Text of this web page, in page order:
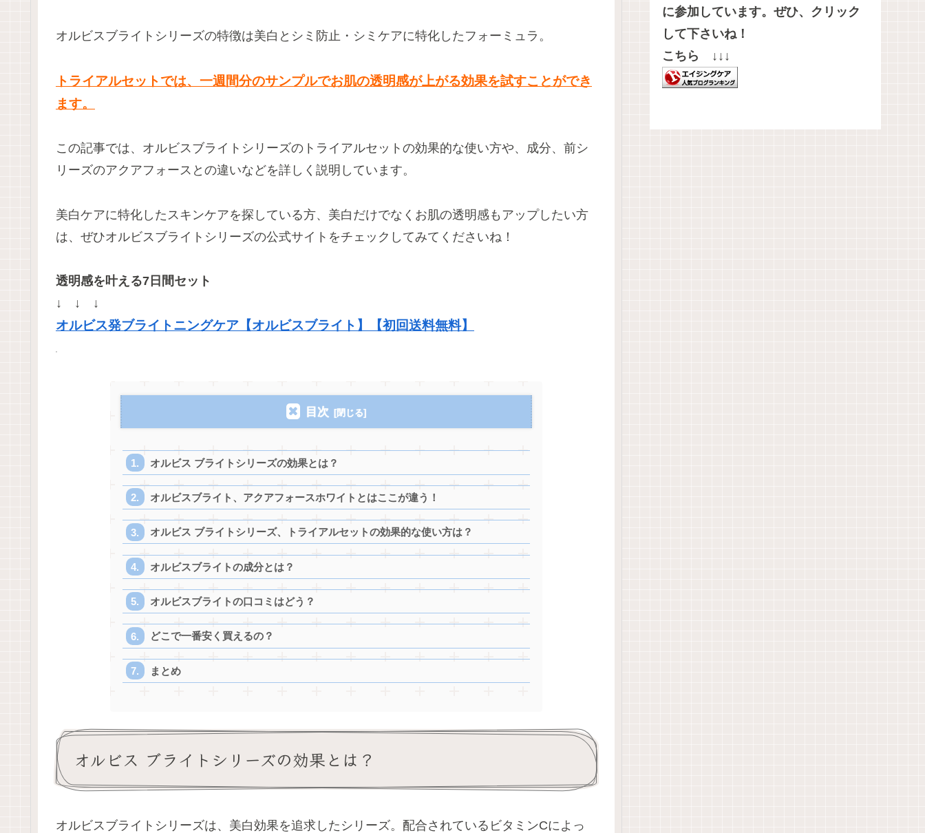
オルビスブライトシリーズの特徴は美白とシミ防止・シミケアに特化したフォーミュラ。
トライアルセットでは、一週間分のサンプルでお肌の透明感が上がる効果を試すことができ
ます。
この記事では、オルビスブライトシリーズのトライアルセットの効果的な使い方や、成分、前シ
リーズのアクアフォースとの違いなどを詳しく説明しています。
美白ケアに特化したスキンケアを探している方、美白だけでなくお肌の透明感もアップしたい方
は、ぜひオルビスブライトシリーズの公式サイトをチェックしてみてくださいね！
透明感を叶える7日間セット
↓ ↓ ↓
オルビス発ブライトニングケア【オルビスブライト】【初回送料無料】
目次
オルビス ブライトシリーズの効果とは？
オルビスブライト、アクアフォースホワイトとはここが違う！
オルビス ブライトシリーズ、トライアルセットの効果的な使い方は？
オルビスブライトの成分とは？
オルビスブライトの口コミはどう？
どこで一番安く買えるの？
まとめ
オルビス ブライトシリーズの効果とは？
オルビスブライトシリーズは、美白効果を追求したシリーズ。配合されているビタミンCによっ
に参加 しています。ぜひ、クリック
して下さいね！
こちら ↓↓↓